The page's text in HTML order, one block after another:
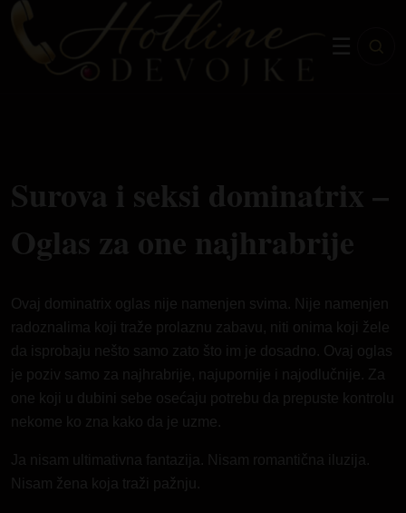
☰
Surova i seksi dominatrix –
Oglas za one najhrabrije
Ovaj dominatrix oglas nije namenjen svima. Nije namenjen
radoznalima koji traže prolaznu zabavu, niti onima koji žele
da isprobaju nešto samo zato što im je dosadno. Ovaj oglas
je poziv samo za najhrabrije, najupornije i najodlučnije. Za
one koji u dubini sebe osećaju potrebu da prepuste kontrolu
nekome ko zna kako da je uzme.
Ja nisam ultimativna fantazija. Nisam romantična
iluzija.
Nisam žena koja traži pažnju.